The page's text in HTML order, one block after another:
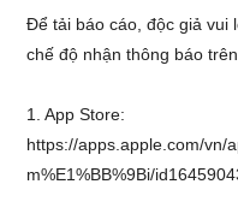
Để tải báo cáo, độc giả vui
chế độ nhận thông báo
1. App Store:
https://apps.apple.com/vn/
m%E1%BB%9Bi/